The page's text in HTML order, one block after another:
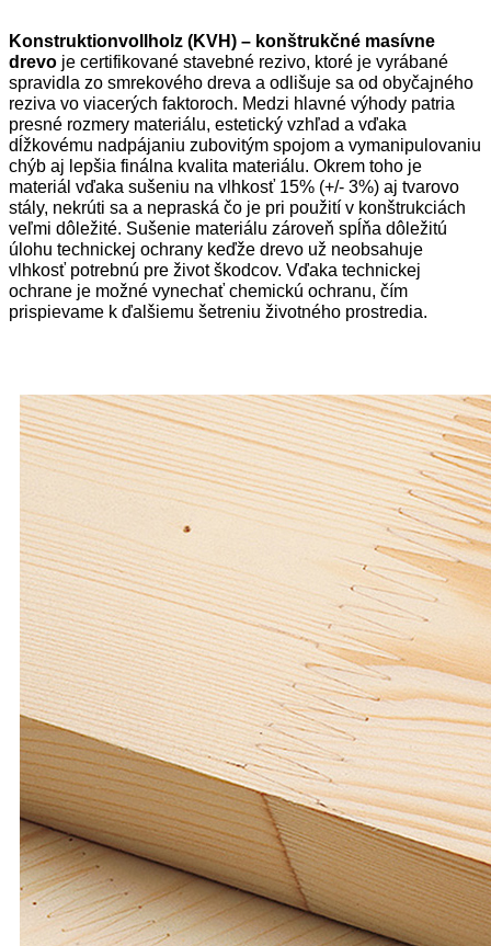
Konstruktionvollholz (KVH) – konštrukčné masívne
drevo je certifikované stavebné rezivo, ktoré je vyrábané
spravidla zo smrekového dreva a odlišuje sa od obyčajného
reziva vo viacerých faktoroch. Medzi hlavné výhody patria
presné rozmery materiálu, estetický vzhľad a vďaka
dĺžkovému nadpájaniu zubovitým spojom a vymanipulovaniu
chýb aj lepšia finálna kvalita materiálu. Okrem toho je
materiál vďaka sušeniu na vlhkosť 15% (+/- 3%) aj tvarovo
stály, nekrúti sa a nepraská čo je pri použití v konštrukciách
veľmi dôležité. Sušenie materiálu zároveň spĺňa dôležitú
úlohu technickej ochrany keďže drevo už neobsahuje
vlhkosť potrebnú pre život škodcov. Vďaka technickej
ochrane je možné vynechať chemickú ochranu, čím
prispievame k ďalšiemu šetreniu životného prostredia.